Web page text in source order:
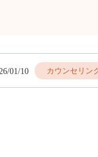
01/10 カウンセリン